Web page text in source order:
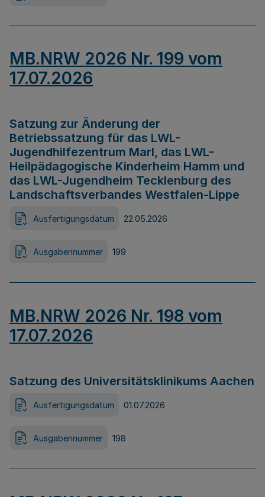
MB.NRW 2026 Nr. 199 vom
17.07.2026
Satzung zur Änderung der
Betriebssatzung für das LWL-
Jugendhilfezentrum Marl, das LWL-
Heilpädagogische Kinderheim Hamm und
das LWL-Jugendheim Tecklenburg des
Landschaftsverbandes Westfalen-Lippe
Ausfertigungsdatum 22.05.2026
Ausgabennummer 199
MB.NRW 2026 Nr. 198 vom
17.07.2026
Satzung des Universitätsklinikums Aachen
Ausfertigungsdatum 01.07.2026
Ausgabennummer 198